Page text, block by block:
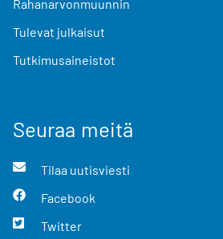
Rahanarvonmuunnin
Tulevat julkaisut
Tutkimusaineistot
Seuraa meitä
Tilaa uutisviesti
Facebook
Twitter